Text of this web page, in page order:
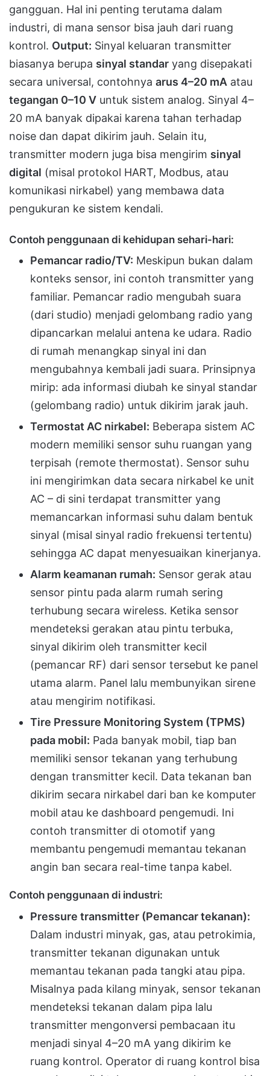
gangguan. Hal ini penting terutama dalam
industri, di mana sensor bisa jauh dari ruang
kontrol. Output: Sinyal keluaran transmitter
biasanya berupa sinyal standar yang disepakati
secara universal, contohnya arus 4–20 mA atau
tegangan 0–10 V untuk sistem analog​. Sinyal 4–
20 mA banyak dipakai karena tahan terhadap
noise dan dapat dikirim jauh. Selain itu,
transmitter modern juga bisa mengirim sinyal
digital (misal protokol HART, Modbus, atau
komunikasi nirkabel) yang membawa data
pengukuran ke sistem kendali.
Contoh penggunaan di kehidupan sehari-hari:
Pemancar radio/TV: Meskipun bukan dalam
konteks sensor, ini contoh transmitter yang
familiar. Pemancar radio mengubah suara
(dari studio) menjadi gelombang radio yang
dipancarkan melalui antena ke udara. Radio
di rumah menangkap sinyal ini dan
mengubahnya kembali jadi suara. Prinsipnya
mirip: ada informasi diubah ke sinyal standar
(gelombang radio) untuk dikirim jarak jauh.
Termostat AC nirkabel: Beberapa sistem AC
modern memiliki sensor suhu ruangan yang
terpisah (remote thermostat). Sensor suhu
ini mengirimkan data secara nirkabel ke unit
AC – di sini terdapat transmitter yang
memancarkan informasi suhu dalam bentuk
sinyal (misal sinyal radio frekuensi tertentu)
sehingga AC dapat menyesuaikan kinerjanya.
Alarm keamanan rumah: Sensor gerak atau
sensor pintu pada alarm rumah sering
terhubung secara wireless. Ketika sensor
mendeteksi gerakan atau pintu terbuka,
sinyal dikirim oleh transmitter kecil
(pemancar RF) dari sensor tersebut ke panel
utama alarm. Panel lalu membunyikan sirene
atau mengirim notifikasi.
Tire Pressure Monitoring System (TPMS)
pada mobil: Pada banyak mobil, tiap ban
memiliki sensor tekanan yang terhubung
dengan transmitter kecil. Data tekanan ban
dikirim secara nirkabel dari ban ke komputer
mobil atau ke dashboard pengemudi. Ini
contoh transmitter di otomotif yang
membantu pengemudi memantau tekanan
angin ban secara real-time tanpa kabel.
Contoh penggunaan di industri:
Pressure transmitter (Pemancar tekanan):
Dalam industri minyak, gas, atau petrokimia,
transmitter tekanan digunakan untuk
memantau tekanan pada tangki atau pipa.
Misalnya pada kilang minyak, sensor tekanan
mendeteksi tekanan dalam pipa lalu
transmitter mengonversi pembacaan itu
menjadi sinyal 4–20 mA yang dikirim ke
ruang kontrol. Operator di ruang kontrol bisa